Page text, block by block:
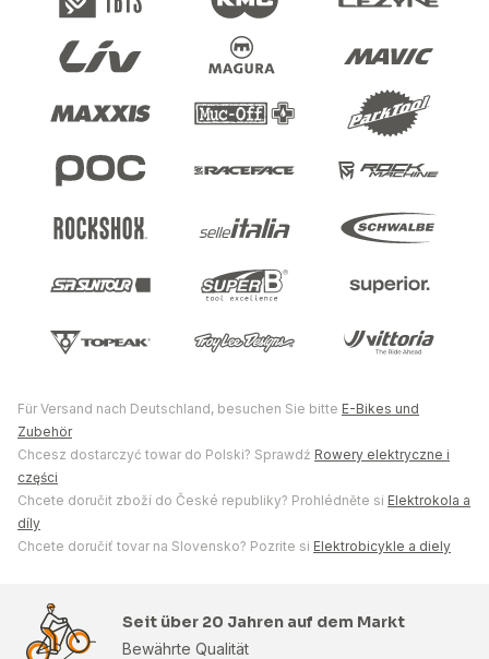
Für Versand nach Deutschland, besuchen Sie bitte E-Bikes und
Zubehör
Chcesz dostarczyć towar do Polski? Sprawdź Rowery elektryczne i
części
Chcete doručit zboží do České republiky? Prohlédněte si Elektrokola a
díly
Chcete doručiť tovar na Slovensko? Pozrite si Elektrobicykle a diely
Seit über 20 Jahren auf dem Markt
Bewährte Qualität